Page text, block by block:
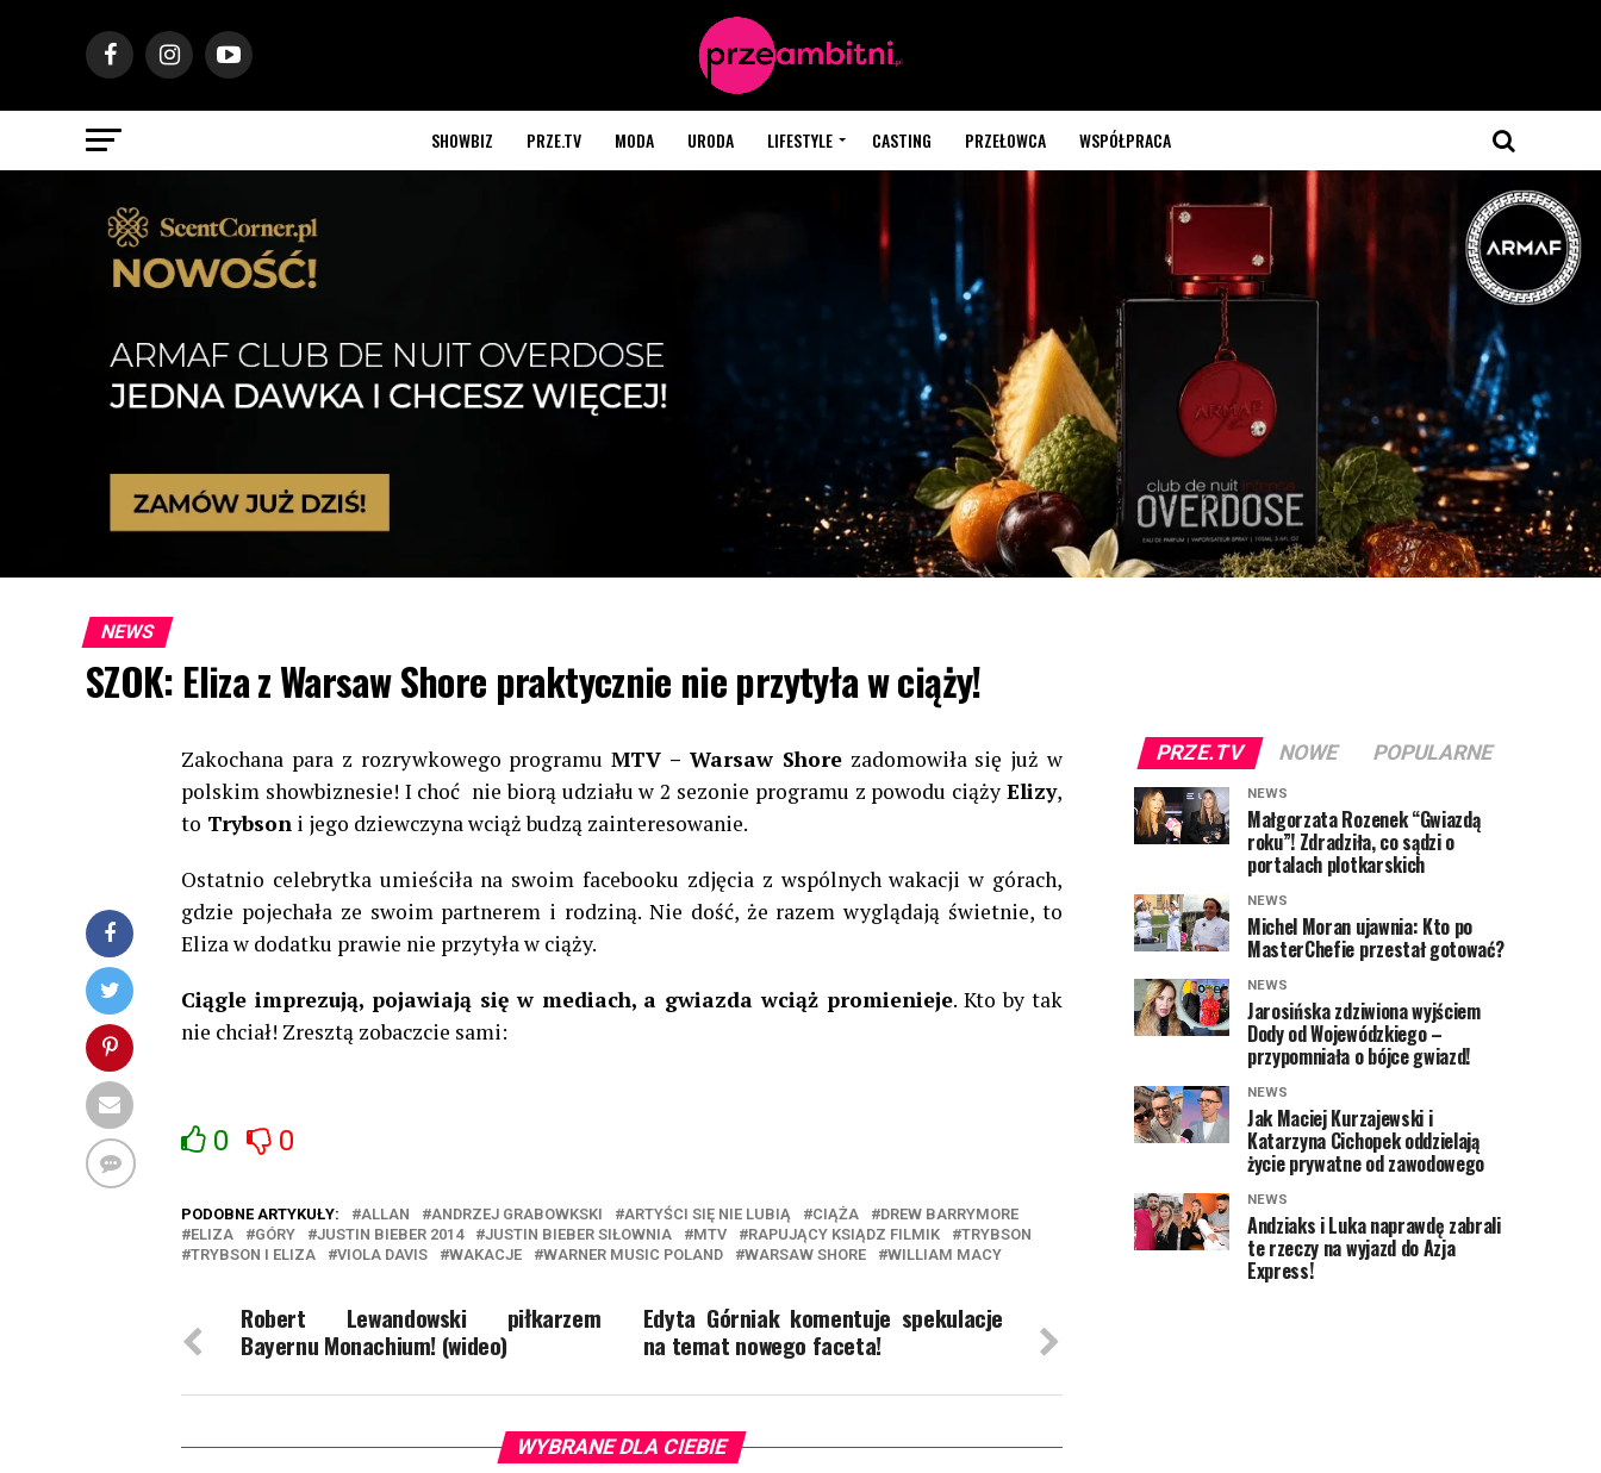
SHOWBIZ PRZE.TV MODA URODA LIFESTYLE CASTING PRZEŁOWCA WSPÓŁPRACA
NEWS
SZOK: Eliza z Warsaw Shore praktycznie nie przytyła w ciąży!
Zakochana para z rozrywkowego programuMTV – Warsaw Shorezadomowiła się już w
polskim showbiznesie! I choć nie biorą udziału w 2 sezonie programu z powodu ciąży Elizy,
to Trybson i jego dziewczyna wciąż budzą zainteresowanie.
Ostatnio celebrytka umieściła na swoim facebooku zdjęcia z wspólnych wakacji w górach,
gdzie pojechała ze swoim partnerem i rodziną. Nie dość, że razem wyglądają świetnie, to
Eliza w dodatku prawie nie przytyła w ciąży.
Ciągle imprezują, pojawiają się w mediach, a gwiazda wciąż promienieje. Kto by tak
nie chciał! Zresztą zobaczcie sami:
0 0
PODOBNE ARTYKUŁY: ALLAN ANDRZEJ GRABOWKSKI ARTYŚCI SIĘ NIE LUBIĄ CIĄŻA
DREW BARRYMORE
ELIZA
GÓRY JUSTIN BIEBER 2014 JUSTIN BIEBER SIŁOWNIA MTV RAPUJĄCY KSIĄDZ FILMIK
TRYBSON
TRYBSON I ELIZA
VIOLA DAVIS WAKACJE WARNER MUSIC POLAND WARSAW SHORE WILLIAM MACY
Edyta Górniak komentuje spekulacje
na temat nowego faceta!
Robert Lewandowski piłkarzem
Bayernu Monachium! (wideo)
WYBRANE DLA CIEBIE
PRZE.TV NOWE POPULARNE
NEWS
Małgorzata Rozenek “Gwiazdą
roku”! Zdradziła, co sądzi o
portalach plotkarskich
NEWS
Michel Moran ujawnia: Kto po
MasterChefie przestał gotować?
NEWS
Jarosińska zdziwiona wyjściem
Dody od Wojewódzkiego –
przypomniała o bójce gwiazd!
NEWS
Jak Maciej Kurzajewski i
Katarzyna Cichopek oddzielają
życie prywatne od zawodowego
NEWS
Andziaks i Luka naprawdę zabrali
te rzeczy na wyjazd do Azja
Express!